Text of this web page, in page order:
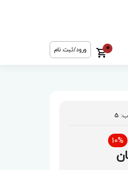
0 ورود/ثبت نام
5
10%